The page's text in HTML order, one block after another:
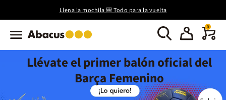
Llena la mochila 🎒 Todo para la vuelta
0
Llévate el primer balón oficial del
Barça Femenino